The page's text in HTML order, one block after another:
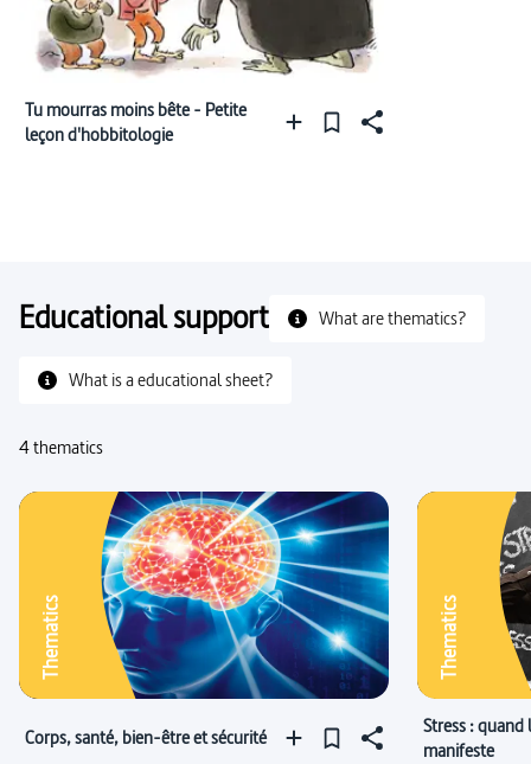
Tu mourras moins bête - Petite
leçon d'hobbitologie
Educational support What are thematics?
What is a educational sheet?
4 thematics
Thematics
Corps, santé, bien-être et sécurité
Thematics
Stress : quand
manifeste